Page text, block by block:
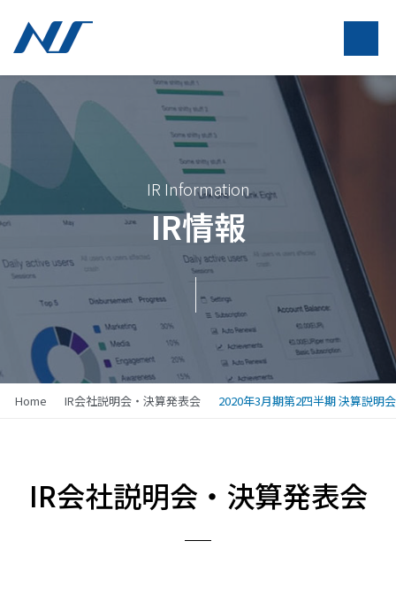
IR Information
IR情報
Home IR会社説明会・決算発表会 2020年3月期第2四半期 決算説明会
IR会社説明会・決算発表会